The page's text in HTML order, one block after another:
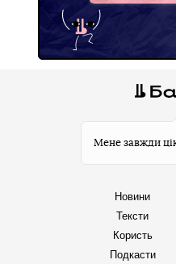
Мене завжди
Новини
Тексти
Користь
Подкасти